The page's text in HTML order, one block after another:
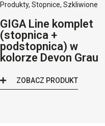
Produkty,Stopnice,Szkliwione
GIGA Line komplet
(stopnica +
podstopnica) w
kolorze Devon Grau
ZOBACZ PRODUKT